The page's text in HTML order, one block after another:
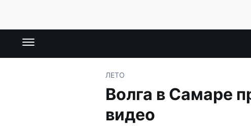
ЛЕТО
Волга в Самаре
видео